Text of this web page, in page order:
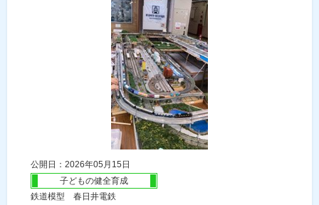
公開日：2026年05月15日
子どもの健全育成
鉄道模型 春日井電鉄